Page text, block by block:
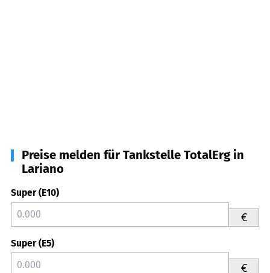
Preise melden für Tankstelle TotalErg in
Lariano
Super (E10)
€
Super (E5)
€